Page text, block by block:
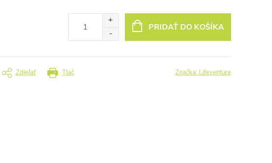
PRIDAŤ DO KOŠÍKA
Tlač
Zdieľať Značka: Lifeventure